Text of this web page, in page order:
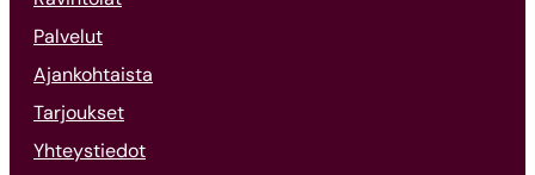
Palvelut
Ajankohtaista
Tarjoukset
Yhteystiedot